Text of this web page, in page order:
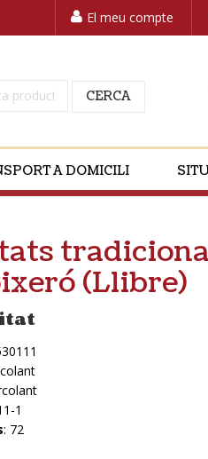
El meu compte
CERCA
A DOMICILI
(Llibre)
1
: 72